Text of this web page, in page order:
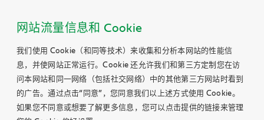
网站流量信息和 Cookie
我们使用 Cookie（和同等技术）来收集和分析本网站的性能信
息，并使网站正常运行。Cookie 还允许我们和第三方定制您在访
问本网站和同一网络（包括社交网络）中的其他第三方网站时看到
的广告。通过点击“同意”，您同意我们以上述方式使用 Cookie。
如果您不同意或想要了解更多信息，您可以点击提供的链接来管理